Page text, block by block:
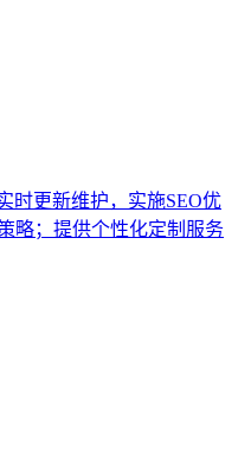
时更新维护，实施SEO优
略；提供个性化定制服务